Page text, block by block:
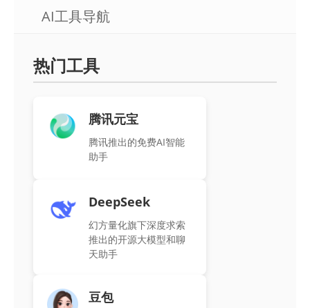
AI工具导航
热门工具
腾讯元宝
腾讯推出的免费AI智能
助手
DeepSeek
幻方量化旗下深度求索
推出的开源大模型和聊
天助手
豆包